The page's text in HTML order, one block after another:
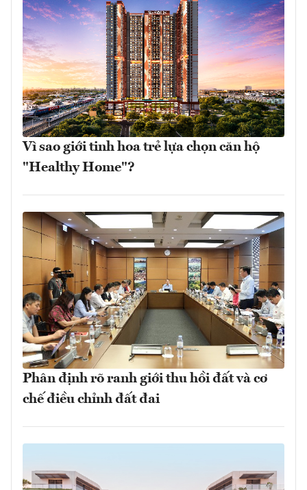
Vì sao giới tinh hoa trẻ lựa chọn căn hộ
"Healthy Home"?
Phân định rõ ranh giới thu hồi đất và cơ
chế điều chỉnh đất đai